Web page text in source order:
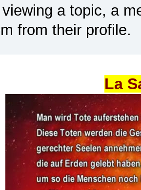
a topic, a
from their profile.
La